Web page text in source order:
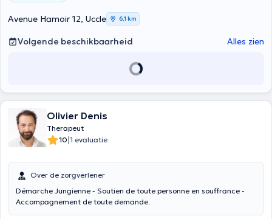
Avenue Hamoir 12, Uccle 6,1 km
Volgende beschikbaarheid Alles zien
Olivier Denis
Therapeut
10|1 evaluatie
Over de zorgverlener
Démarche Jungienne - Soutien de toute personne en souffrance -
Accompagnement de toute demande.